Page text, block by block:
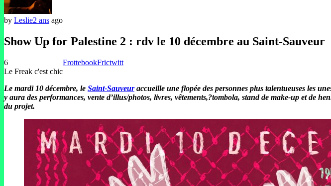
by Leslie2 ans ago
Show Up for Palestine 2 : rdv le 10 décembre au Saint-Sauveur
6
Le Freak c'est chic
FrottebookFrictwitt
Le mardi 10 décembre, le Saint-Sauveuraccueille une flopée des personnes plus talentueuses les
y aura des performances, vente d’illus/photos, livres, vêtements,?tombola, stand de make-up et de
du projet.